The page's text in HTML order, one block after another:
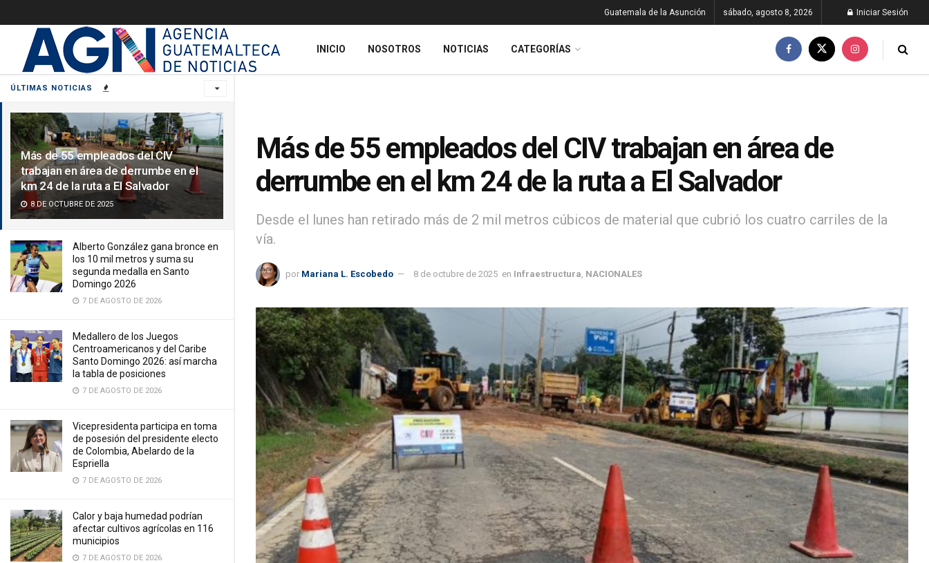
ÚLTIMAS NOTICIAS
Más de 55 empleados del CIV
trabajan en área de derrumbe en el
km 24 de la ruta a El Salvador
8 DE OCTUBRE DE 2025
Alberto González gana bronce en
los 10 mil metros y suma su
segunda medalla en Santo
Domingo 2026
7 DE AGOSTO DE 2026
Medallero de los Juegos
Centroamericanos y del Caribe
Santo Domingo 2026: así marcha
la tabla de posiciones
7 DE AGOSTO DE 2026
Vicepresidenta participa en toma
de posesión del presidente electo
de Colombia, Abelardo de la
Espriella
7 DE AGOSTO DE 2026
Calor y baja humedad podrían
afectar cultivos agrícolas en 116
municipios
7 DE AGOSTO DE 2026
Guatemala de la Asunción sábado, agosto 8, 2026 Iniciar Sesión
INICIO NOSOTROS NOTICIAS CATEGORÍAS
Más de 55 empleados del CIV trabajan en área de
derrumbe en el km 24 de la ruta a El Salvador
Desde el lunes han retirado más de 2 mil metros cúbicos de material que cubrió los cuatro carriles de la
vía.
por Mariana L. Escobedo 8 de octubre de 2025 en Infraestructura NACIONALES